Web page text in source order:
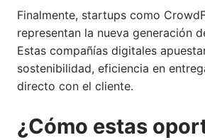
Finalmente, startups como
representan la nueva generación
Estas compañías digitales
sostenibilidad, eficiencia en
directo con el cliente.
¿Cómo estas